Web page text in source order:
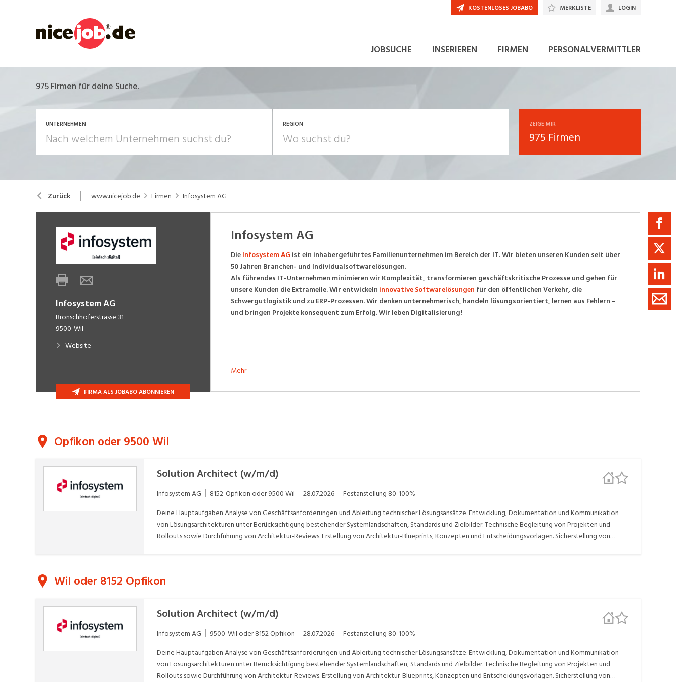
JOBSUCHE INSERIEREN FIRMEN PERSONALVERMITTLER
KOSTENLOSES JOBABO MERKLISTE LOGIN
975Firmen für deine Suche.
UNTERNEHMEN REGION ZEIGE MIR
975 Firmen
Zurück www.nicejob.de Firmen Infosystem AG
Infosystem AG
Bronschhoferstrasse 31
9500 Wil
Website
FIRMA ALS JOBABO ABONNIEREN
Infosystem AG
DieInfosystem AG ist ein inhabergeführtes Familienunternehmen im Bereich der IT. Wir bieten unseren Kunden seit über
50 Jahren Branchen- und Individualsoftwarelösungen.
Als führendes IT-Unternehmen minimieren wir Komplexität, transformieren geschäftskritische Prozesse und gehen für
unsere Kunden die Extrameile. Wir entwickeln innovative Softwarelösungen für den öffent­lichen Verkehr, die
Schwergutlogistik und zu ERP-Prozessen. Wir denken unternehmerisch, handeln lösungsorientiert, lernen aus Fehlern –
und bringen Projekte konsequent zum Erfolg. Wir leben Digitalisierung!
Mehr
Opfikon oder 9500 Wil
Solution Architect (w/m/d)
Infosystem AG 8152 Opfikon oder 9500 Wil 28.07.2026 Festanstellung 80-100%
Deine Hauptaufgaben Analyse von Geschäftsanforderungen und Ableitung technischer Lösungsansätze. Entwicklung, Dokumentation und Kommunikation
von Lösungsarchitekturen unter Berücksichtigung bestehender Systemlandschaften, Standards und Zielbilder. Technische Begleitung von Projekten und
Rollouts sowie Durchführung von Architektur-Reviews. Erstellung von Architektur-Blueprints, Konzepten und Entscheidungsvorlagen. Sicherstellung von
von User Acceptance Tests (Qualitätssicherung).
Wil oder 8152 Opfikon
Solution Architect (w/m/d)
Infosystem AG 9500 Wil oder 8152 Opfikon 28.07.2026 Festanstellung 80-100%
Deine Hauptaufgaben Analyse von Geschäftsanforderungen und Ableitung technischer Lösungsansätze. Entwicklung, Dokumentation und Kommunikation
von Lösungsarchitekturen unter Berücksichtigung bestehender Systemlandschaften, Standards und Zielbilder. Technische Begleitung von Projekten und
Rollouts sowie Durchführung von Architektur-Reviews. Erstellung von Architektur-Blueprints, Konzepten und Entscheidungsvorlagen. Sicherstellung von